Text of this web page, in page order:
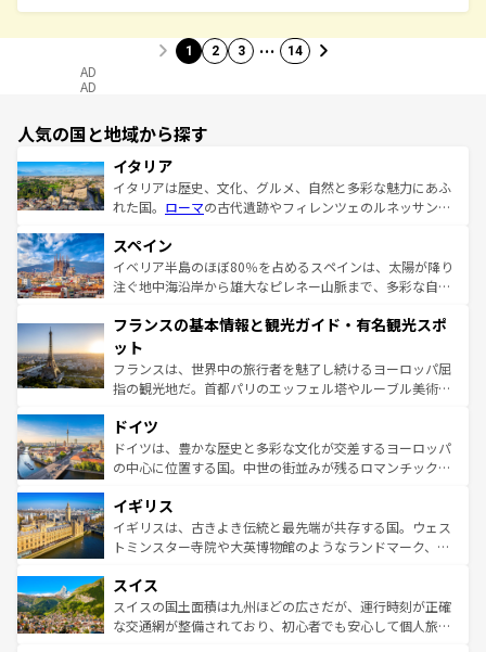
1 2 3 … 14
AD
AD
人気の国と地域から探す
イタリア
イタリアは歴史、文化、グルメ、自然と多彩な魅力にあふ
れた国。 ローマの古代遺跡やフィレンツェのルネッサンス
ろん、トスカーナの美しい田園風景やアマルフィ海岸の絶
景など、自然景観も見逃せない。観光の合間には、本場の
ピザやパスタなど、絶品のイタリア料理を堪能することも
ませてくれるイタリアで、忘れられない旅をしてみよう！
なお、新着のイタリア情報は
しい。
スペイン
イベリア半島のほぼ80％を占めるスペインは、太陽が降り
注ぐ地中海沿岸から雄大なピレネー山脈まで、多彩な自然
文化が根付くこの国では、情熱的なフラメンコ、熱気あふ
れる闘牛、そして美味しいタパスが生活の一部となってい
る。首都マドリードの洗練された雰囲気や、バルセロナの
アートに溢れた街角から、地方では古代ローマ遺跡や中世
せる。地方によって風土や気候が異なるスペインはその個
性で訪れる人を魅了する。 なお、新着のスペイン情報は コ
ンテンツ一覧を参照してほしい。
フランスの基本情報と観光ガイド・有名観光スポ
ット
フランスは、世界中の旅行者を魅了し続けるヨーロッパ屈
指の観光地だ。首都パリのエッフェル塔やルーブル美術館
で、幅広い魅力が詰まっている。華麗な宮殿、歴史的な大
聖堂、美しいビーチ、そして豊かな自然が、訪れる者を心
から魅了する。また、フランスは美食の国としても知ら
いる。シャンパンの発祥地であるランス、プロヴァンスの
香り高いラベンダー畑など、多彩な楽しみ方が可能だ。さ
らに、パリ以外の地域にも魅力が溢れており、どの街角に
れる地方に足を運ぶとそれぞれで全く異なる文化を体験で
きるだろう。 なお、新着のフランス情報はコンテンツ一覧
を参照してほしい。
ドイツ
ドイツは、豊かな歴史と多彩な文化が交差するヨーロッパ
の中心に位置する国。中世の街並みが残るロマンチック街
顔を持つこの国は、どこを歩いても飽きることがない。ベ
ルリンの文化的活気、バイエルン州のアルプスの絶景、そ
してライン川沿いのワイン畑といった風景は必見。ビール
は、お酒好きな人にはぜひ体験してほしい。 なお、新着の
ドイツ情報はコンテンツ一覧を参照してほしい。
イギリス
イギリスは、古きよき伝統と最先端が共存する国。ウェス
トミンスター寺院や大英博物館のようなランドマーク、歴
リアごとに異なる魅力がある。また、優雅なアフタヌーン
ティー、ビール好きにはたまらない英国パブ、サッカー観
戦など、本場だからこそできる体験も豊富。イギリスを旅
スイス
スイスの国土面積は九州ほどの広さだが、運行時刻が正確
な交通網が整備されており、初心者でも安心して個人旅行